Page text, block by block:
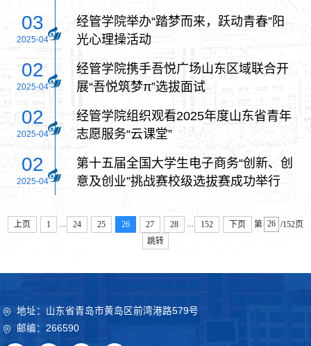
03
2025-04
经管学院举办“踏梦而来，跃动青春”阳
光心理操活动
02
2025-04
经管学院携手吾悦广场山东区域联合开
展“吾悦筑梦π”选拔面试
02
2025-04
经管学院组织观看2025年度山东省青年
志愿服务“云课堂”
02
2025-04
第十五届全国大学生电子商务“创新、创
意及创业”挑战赛校级选拔赛成功举行
上页 1 24 25 26 27 28 152 下页 第
/152页
跳转
地址：山东省青岛市黄岛区前湾港路579号
邮编：266590